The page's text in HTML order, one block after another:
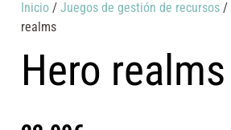
Inicio /Juegos de gestión de recursos /
realms
Hero realms